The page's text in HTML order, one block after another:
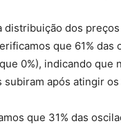
distribuição dos
que 61% das
0%), indicando que
após atingir os
que 31% das